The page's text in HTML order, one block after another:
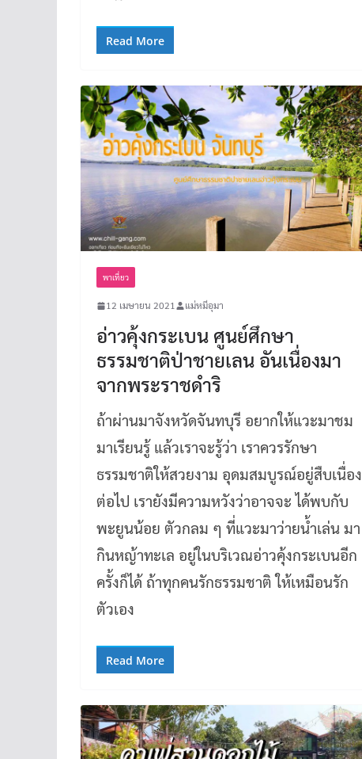
Read More
พาเที่ยว
12 เมษายน 2021 แม่หมีอุมา
อ่าวคุ้งกระเบน ศูนย์ศึกษา
ธรรมชาติป่าชายเลน อันเนื่องมา
จากพระราชดำริ
ถ้าผ่านมาจังหวัดจันทบุรี อยากให้แวะมาชม
มาเรียนรู้ แล้วเราจะรู้ว่า เราควรรักษา
ธรรมชาติให้สวยงาม อุดมสมบูรณ์อยู่สืบเนื่อง
ต่อไป เรายังมีความหวังว่าอาจจะ ได้พบกับ
พะยูนน้อย ตัวกลม ๆ ที่แวะมาว่ายน้ำเล่น มา
กินหญ้าทะเล อยู่ในบริเวณอ่าวคุ้งกระเบนอีก
ครั้งก็ได้ ถ้าทุกคนรักธรรมชาติ ให้เหมือนรัก
ตัวเอง
Read More